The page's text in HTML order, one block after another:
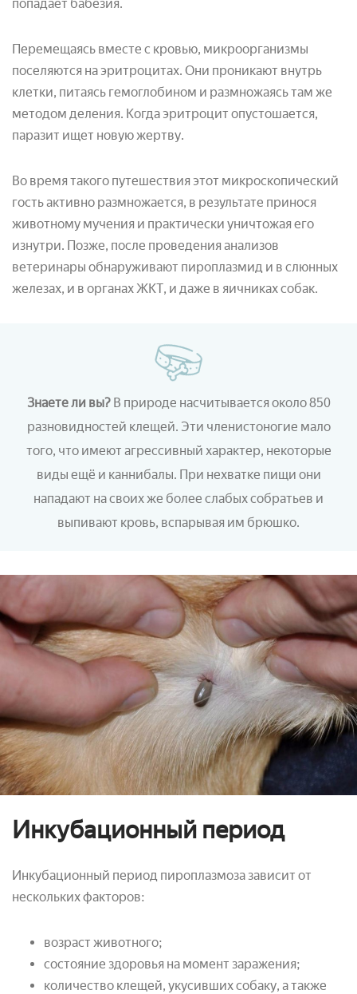
попадает бабезия.
Перемещаясь вместе с кровью, микроорганизмы
поселяются на эритроцитах. Они проникают внутрь
клетки, питаясь гемоглобином и размножаясь там же
методом деления. Когда эритроцит опустошается,
паразит ищет новую жертву.
Во время такого путешествия этот микроскопический
гость активно размножается, в результате принося
животному мучения и практически уничтожая его
изнутри. Позже, после проведения анализов
ветеринары обнаруживают пироплазмид и в слюнных
железах, и в органах ЖКТ, и даже в яичниках собак.
Знаете ли вы? В природе насчитывается около 850
разновидностей клещей. Эти членистоногие мало
того, что имеют агрессивный характер, некоторые
виды ещё и каннибалы. При нехватке пищи они
нападают на своих же более слабых собратьев и
выпивают кровь, вспарывая им брюшко.
Инкубационный период
Инкубационный период пироплазмоза зависит от
нескольких факторов:
возраст животного;
состояние здоровья на момент заражения;
количество клещей, укусивших собаку, а также